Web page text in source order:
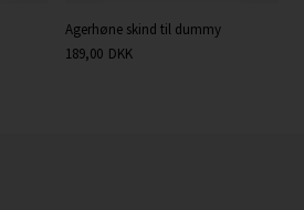
Agerhøne skind til dummy
189,00 DKK